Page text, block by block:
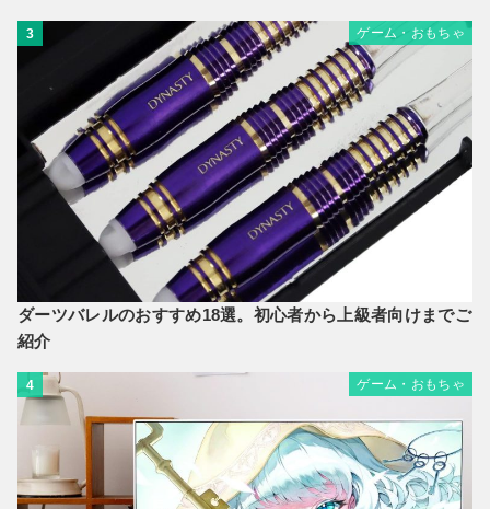
3 ゲーム・おもちゃ
ダーツバレルのおすすめ18選。初心者から上級者向けまでご
紹介
4 ゲーム・おもちゃ